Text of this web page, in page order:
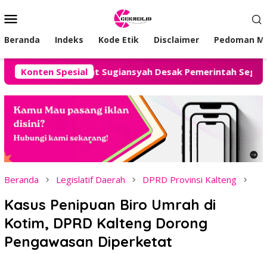
ke
Mobile
Beranda Indeks Kode Etik Disclaimer Pedoman
Konten Spesial
Sugiansyah Desak Pemerintah Segera Hadirkan
Beranda Legislatif Daerah DPRD Provinsi Kalteng
Kasus Penipuan Biro Umrah di
Kotim, DPRD Kalteng Dorong
Pengawasan Diperketat